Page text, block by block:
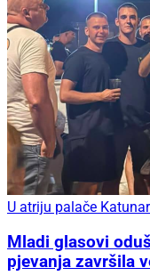
U atriju palače
Mladi glasovi
pjevanja završila